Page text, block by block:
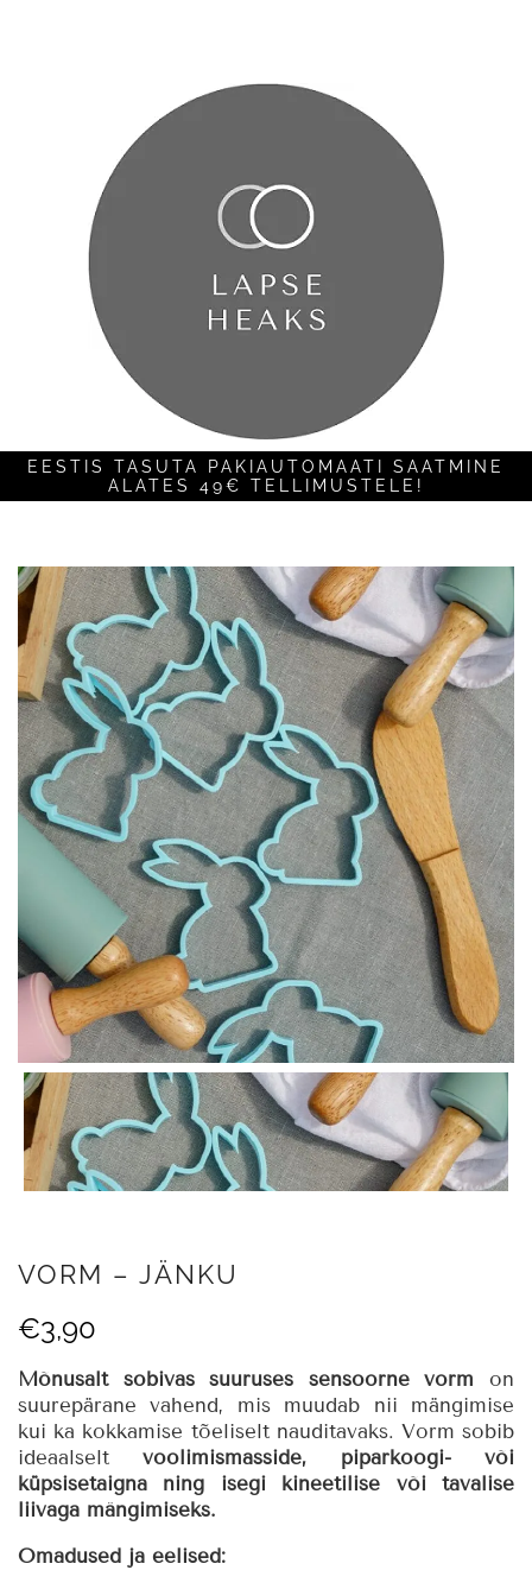
EESTIS TASUTA PAKIAUTOMAATI SAATMINE
ALATES 49€ TELLIMUSTELE!
VORM – JÄNKU
€3,90
Mõnusalt sobivas suuruses sensoorne vorm on
suurepärane vahend, mis muudab nii mängimise
kui ka kokkamise tõeliselt nauditavaks. Vorm sobib
ideaalseltvoolimismasside, piparkoogi- või
küpsisetaigna ning isegi kineetilise või tavalise
liivaga mängimiseks.
Omadused ja eelised: